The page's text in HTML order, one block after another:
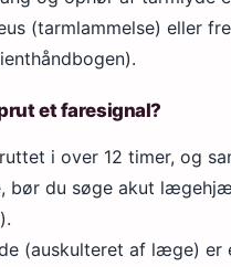
(tarmlammelse) eller
et faresignal?
i over 12 timer, og
bør du søge akut
(auskulteret af læge) er